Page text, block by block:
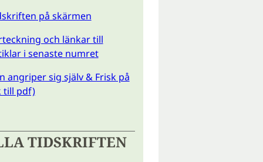
på skärmen
och länkar till
i senaste numret
angriper sig själv & Frisk på
till pdf)
TIDSKRIFTEN